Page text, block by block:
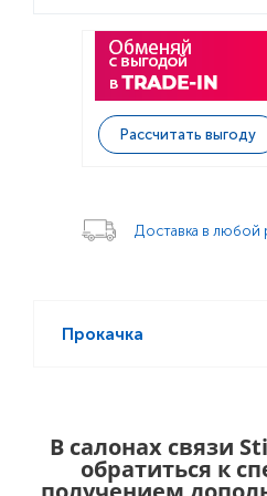
Рассчитать выгоду
Доставка в любой
Прокачка
В салонах связи
обратиться к